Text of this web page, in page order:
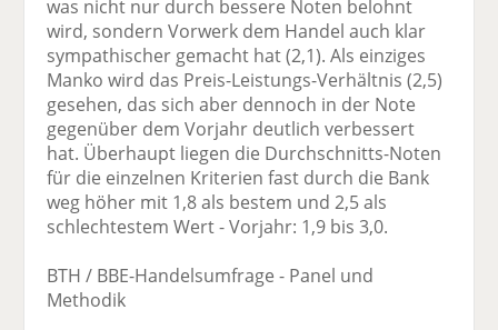
was nicht nur durch bessere Noten belohnt
wird, sondern Vorwerk dem Handel auch klar
sympathischer gemacht hat (2,1). Als einziges
Manko wird das Preis-Leistungs-Verhältnis (2,5)
gesehen, das sich aber dennoch in der Note
gegenüber dem Vorjahr deutlich verbessert
hat. Überhaupt liegen die Durchschnitts-Noten
für die einzelnen Kriterien fast durch die Bank
weg höher mit 1,8 als bestem und 2,5 als
schlechtestem Wert - Vorjahr: 1,9 bis 3,0.
BTH / BBE-Handelsumfrage - Panel und
Methodik